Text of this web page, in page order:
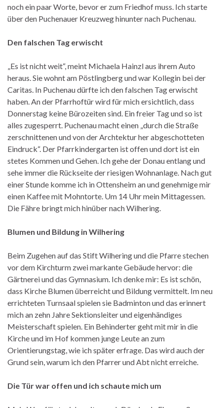
noch ein paar Worte, bevor er zum Friedhof muss. Ich starte
über den Puchenauer Kreuzweg hinunter nach Puchenau.
Den falschen Tag erwischt
„Es ist nicht weit“, meint Michaela Hainzl aus ihrem Auto
heraus. Sie wohnt am Pöstlingberg und war Kollegin bei der
Caritas. In Puchenau dürfte ich den falschen Tag erwischt
haben. An der Pfarrhoftür wird für mich ersichtlich, dass
Donnerstag keine Bürozeiten sind. Ein freier Tag und so ist
alles zugesperrt. Puchenau macht einen „durch die Straße
zerschnittenen und von der Archtektur her abgeschotteten
Eindruck“. Der Pfarrkindergarten ist offen und dort ist ein
stetes Kommen und Gehen. Ich gehe der Donau entlang und
sehe immer die Rückseite der riesigen Wohnanlage. Nach gut
einer Stunde komme ich in Ottensheim an und genehmige mir
einen Kaffee mit Mohntorte. Um 14 Uhr mein Mittagessen.
Die Fähre bringt mich hinüber nach Wilhering.
Blumen und Bildung in Wilhering
Beim Zugehen auf das Stift Wilhering und die Pfarre stechen
vor dem Kirchturm zwei markante Gebäude hervor: die
Gärtnerei und das Gymnasium. Ich denke mir: Es ist schön,
dass Kirche Blumen überreicht und Bildung vermittelt. Im neu
errichteten Turnsaal spielen sie Badminton und das erinnert
mich an zehn Jahre Sektionsleiter und eigenhändiges
Meisterschaft spielen. Ein Behinderter geht mit mir in die
Kirche und im Hof kommen junge Leute an zum
Orientierungstag, wie ich später erfrage. Das wird auch der
Grund sein, warum ich den Pfarrer und Abt nicht erreiche.
Die Tür war offen und ich schaute mich um